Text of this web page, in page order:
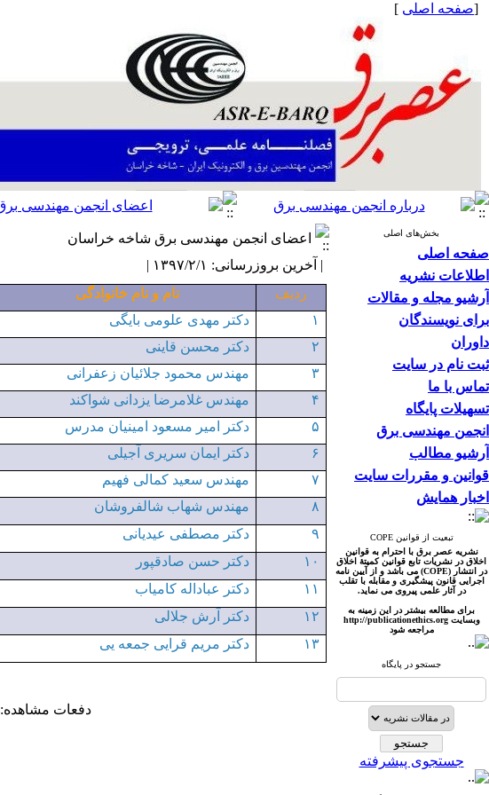
[صفحه اصلی ]
بخش‌های اصلی
صفحه اصلی
اطلاعات نشریه
آرشیو مجله و مقالات
برای نویسندگان
داوران
ثبت نام در سایت
تماس با ما
تسهیلات پایگاه
انجمن مهندسی برق
آرشیو مطالب
قوانین و مقررات سایت
اخبار همایش
تبعیت از قوانین COPE
نشریه عصر برق با احترام به قوانین
اخلاق در نشریات تابع قوانین کمیتۀ اخلاق
در انتشار (COPE) می باشد و از آیین نامه
اجرایی قانون پیشگیری و مقابله با تقلب
در آثار علمی پیروی می نماید.
برای مطالعه بیشتر در این زمینه به
وبسایت http://publicationethics.org
مراجعه شود
جستجو در پایگاه
جستجوی پیشرفته
اعضای انجمن مهندسی برق شاخه خراسان
| آخرین بروزرسانی: ۱۳۹۷/۲/۱ |
ردیف نام و نام خانوادگی
۱
دکتر مهدی علومی بایگی
۲
دکتر محسن قاینی
۳
مهندس محمود جلائیان زعفرانی
۴
مهندس غلامرضا یزدانی شواکند
۵
دکتر امیر مسعود امینیان مدرس
۶
دکتر ایمان سریری آجیلی
۷
مهندس سعید کمالی فهیم
۸
مهندس شهاب شالفروشان
۹
دکتر مصطفی عیدیانی
۱۰
دکتر حسن صادقپور
۱۱
دکتر عباداله کامیاب
۱۲
دکتر آرش جلالی
۱۳
دکتر مریم قرایی جمعه یی
دفعات مشاهده: ۱۳۱۳۳ بار |